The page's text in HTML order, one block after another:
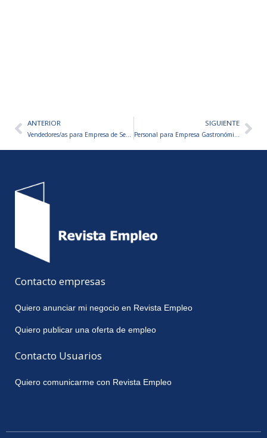
AntANTERIOR
Vendedores/as para Empresa de Servicios Crediticios
SIGUIENTE
Personal para Empresa Gastronómica – VARIAS VACANTES A CUBRIR
Contacto empresas
Quiero anunciar mi negocio en Revista Empleo
Quiero publicar una oferta de empleo
Contacto Usuarios
Quiero comunicarme con Revista Empleo